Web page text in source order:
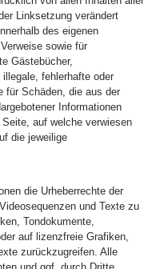
Linksetzung verändert
des eigenen
sowie für
Gästebücher,
fehlerhafte oder
für Schäden, die aus der
Informationen
auf welche verwiesen
die jeweilige
die Urheberrechte der
und Texte zu
Tondokumente,
auf lizenzfreie Grafiken,
zurückzugreifen. Alle